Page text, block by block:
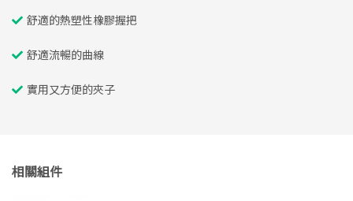
舒適的熱塑性橡膠握把
舒適流暢的曲線
實用又方便的夾子
相關組件